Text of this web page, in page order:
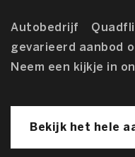
Autobedrijf
gevarieerd aanbod
Neem een kijkje in
Bekijk het hele